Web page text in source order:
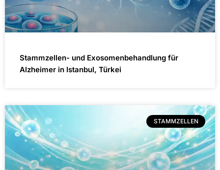
Stammzellen- und Exosomenbehandlung für
Alzheimer in Istanbul, Türkei
STAMMZELLEN